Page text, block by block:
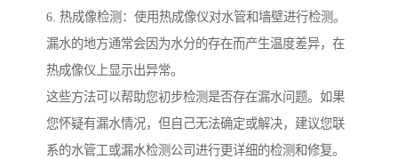
6. 热成像检测：使用热成像仪对水管和墙壁进行检测。
漏水的地方通常会因为水分的存在而产生温度差异，在
热成像仪上显示出异常。
这些方法可以帮助您初步检测是否存在漏水问题。如果
您怀疑有漏水情况，但自己无法确定或解决，建议您联
系的水管工或漏水检测公司进行更详细的检测和修复。